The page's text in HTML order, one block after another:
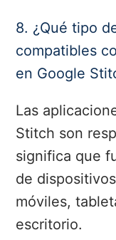
8. ¿Qué tipo
compatibles
en Google
Las
Stitch son
significa que
de
móviles,
escritorio.